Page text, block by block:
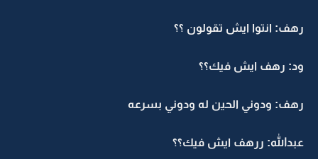
رهف: انتوا ايش تقولون ؟؟
ود: رهف ايش فيك؟؟
رهف: ودوني الحين له ودوني بسرعه
عبدالله: ررهف ايش فيك؟؟